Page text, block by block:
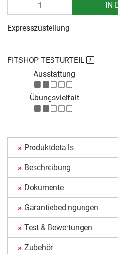
IN
FITSHOP TESTURTEIL
Ausstattung
Übungsvielfalt
Expresszustellung
Produktdetails
Beschreibung
Dokumente
Garantiebedingungen
Test & Bewertungen
Zubehör